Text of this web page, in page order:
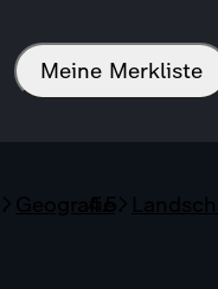
Meine Merkliste
Geografie